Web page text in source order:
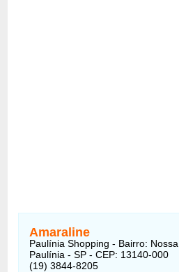
Amaraline
Paulínia Shopping - Bairro:
Paulínia - SP - CEP: 13140-000
(19) 3844-8205